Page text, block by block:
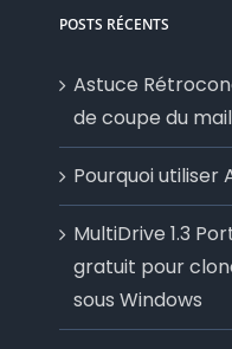
POSTS RÉCENTS
Astuce
de coupe du
Pourquoi utiliser
MultiDrive 1.3
gratuit pour
sous Windows